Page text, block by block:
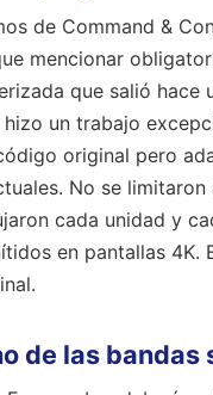
de Command &
mencionar
que salió hace
hizo un trabajo
original pero
No se
cada unidad y
en pantallas 4K.
de las bandas